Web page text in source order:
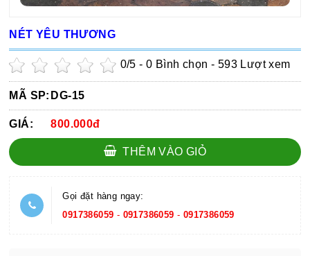
NÉT YÊU THƯƠNG
0/5 -0 Bình chọn - 593 Lượt xem
MÃ SP: DG-15
GIÁ: 800.000đ
THÊM VÀO GIỎ
Gọi đặt hàng ngay:
0917386059 - 0917386059 - 0917386059